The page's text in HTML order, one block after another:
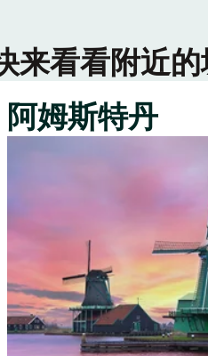
来看看附近
阿姆斯特丹